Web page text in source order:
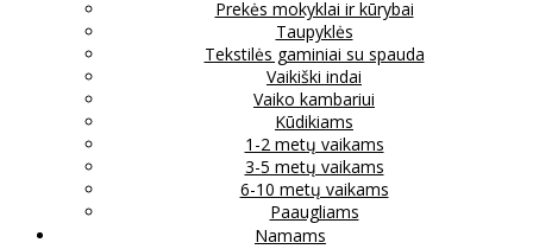
Prekės mokyklai ir kūrybai
Taupyklės
Tekstilės gaminiai su spauda
Vaikiški indai
Vaiko kambariui
Kūdikiams
1-2 metų vaikams
3-5 metų vaikams
6-10 metų vaikams
Paaugliams
Namams